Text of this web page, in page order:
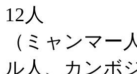
12人
（ミャンマ
ル人、カンボ